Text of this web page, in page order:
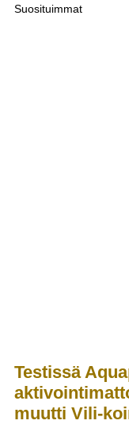
Suosituimmat
Testissä
muutti Vili-